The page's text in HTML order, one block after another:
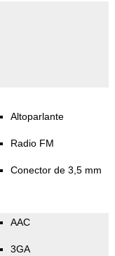
Altoparlante
Radio FM
Conector de 3,5 mm
AAC
3GA